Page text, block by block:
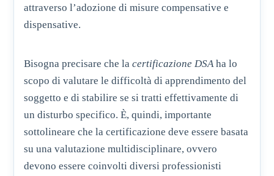
attraverso l’adozione di misure compensative e
dispensative.
Bisogna precisare che la certificazione DSA ha lo
scopo di valutare le difficoltà di apprendimento del
soggetto e di stabilire se si tratti effettivamente di
un disturbo specifico. È, quindi, importante
sottolineare che la certificazione deve essere basata
su una valutazione multidisciplinare, ovvero
devono essere coinvolti diversi professionisti